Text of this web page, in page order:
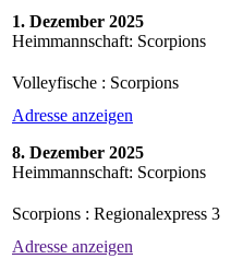
1. Dezember 2025
Heimmannschaft: Scorpions
Volleyfische : Scorpions
Adresse anzeigen
8. Dezember 2025
Heimmannschaft: Scorpions
Scorpions : Regionalexpress 3
Adresse anzeigen